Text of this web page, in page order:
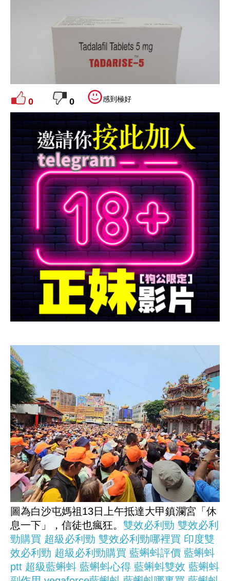
0 0 感到極好
圖為白沙屯媽祖13日上午抵達大甲鎮瀾宮「休
息一下」，信徒也瘋狂。 雙效必利勁 雙效必利
勁購買 超級必利勁 雙效必利勁哪裡買 印度雙
效必利勁 超級必利勁購買 藍蝌蚪評價 藍蝌蚪
ptt 超級藍蝌蚪 藍蝌蚪心得 藍蝌蚪雙效 藍蝌蚪